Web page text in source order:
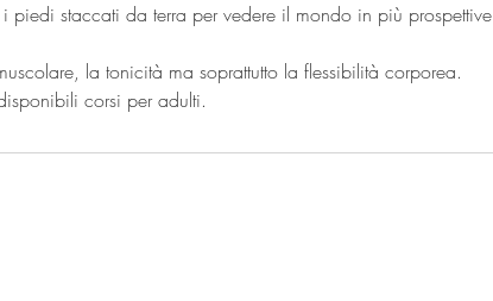
piedi staccati da terra per vedere il mondo in più prospettive
la tonicità ma soprattutto la flessibilità corporea.
corsi per adulti.